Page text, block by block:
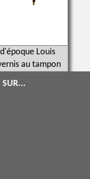
Louis
au tampon
SUR...